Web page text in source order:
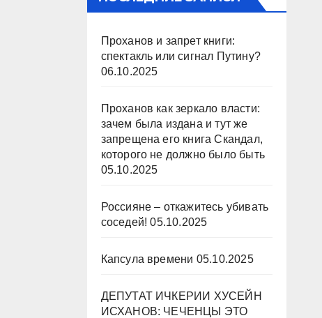
Проханов и запрет книги:
спектакль или сигнал Путину?
06.10.2025
Проханов как зеркало власти:
зачем была издана и тут же
запрещена его книга Скандал,
которого не должно было быть
05.10.2025
Россияне – откажитесь убивать
соседей! 05.10.2025
Капсула времени 05.10.2025
ДЕПУТАТ ИЧКЕРИИ ХУСЕЙН
ИСХАНОВ: ЧЕЧЕНЦЫ ЭТО